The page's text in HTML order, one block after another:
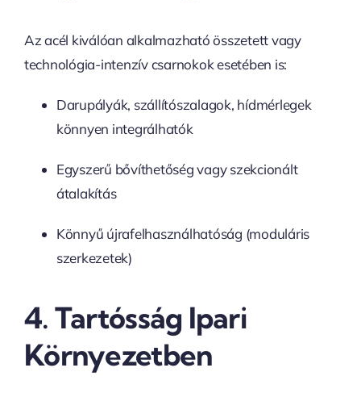
Az acél kiválóan alkalmazható összetett vagy
technológia-intenzív csarnokok esetében is:
Darupályák, szállítószalagok, hídmérlegek
könnyen integrálhatók
Egyszerű bővíthetőség vagy szekcionált
átalakítás
Könnyű újrafelhasználhatóság (moduláris
szerkezetek)
4. Tartósság Ipari
Környezetben